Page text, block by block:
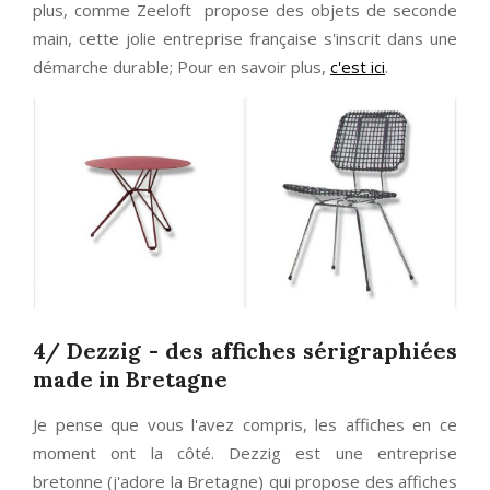
plus, comme Zeeloft propose des objets de seconde
main, cette jolie entreprise française s'inscrit dans une
démarche durable; Pour en savoir plus, c'est ici.
4/ Dezzig - des affiches sérigraphiées
made in Bretagne
Je pense que vous l'avez compris, les affiches en ce
moment ont la côté. Dezzig est une entreprise
bretonne (j'adore la Bretagne) qui propose des affiches